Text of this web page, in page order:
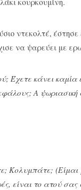
ντεκολτέ,
να ψαρεύει με
Έχετε κάνει καμία
Α
Κολυμπάτε;
είναι το ατού